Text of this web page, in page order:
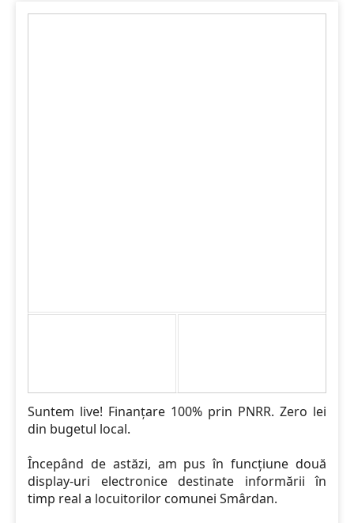
Suntem live! Finanțare 100% prin PNRR. Zero lei
din bugetul local.
Începând de astăzi, am pus în funcțiune două
display-uri electronice destinate informării în
timp real a locuitorilor comunei Smârdan.